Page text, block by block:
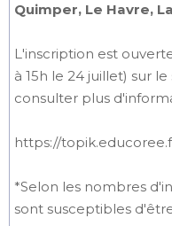
Quimper, Le Havre,
L'inscription est
à 15h le 24 juillet) sur
consulter plus
https://
*Selon les nombres
sont susceptibles